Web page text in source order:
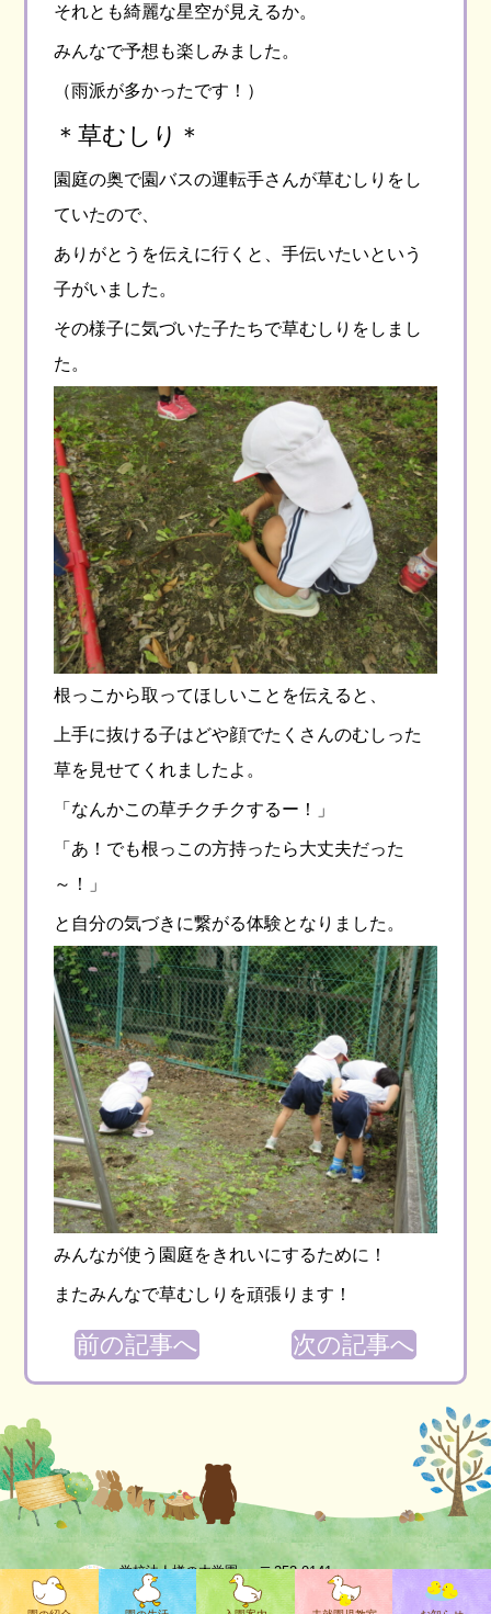
それとも綺麗な星空が見えるか。
みんなで予想も楽しみました。
（雨派が多かったです！）
＊草むしり＊
園庭の奥で園バスの運転手さんが草むしりをし
ていたので、
ありがとうを伝えに行くと、手伝いたいという
子がいました。
その様子に気づいた子たちで草むしりをしまし
た。
根っこから取ってほしいことを伝えると、
上手に抜ける子はどや顔でたくさんのむしった
草を見せてくれましたよ。
「なんかこの草チクチクするー！」
「あ！でも根っこの方持ったら大丈夫だった
～！」
と自分の気づきに繋がる体験となりました。
みんなが使う園庭をきれいにするために！
またみんなで草むしりを頑張ります！
前の記事へ 次の記事へ
学校法人楢の木学園
認定こども園
新町幼稚園
〒252-0141
相模原市緑区相原１-20-5
TEL 042-772-0926